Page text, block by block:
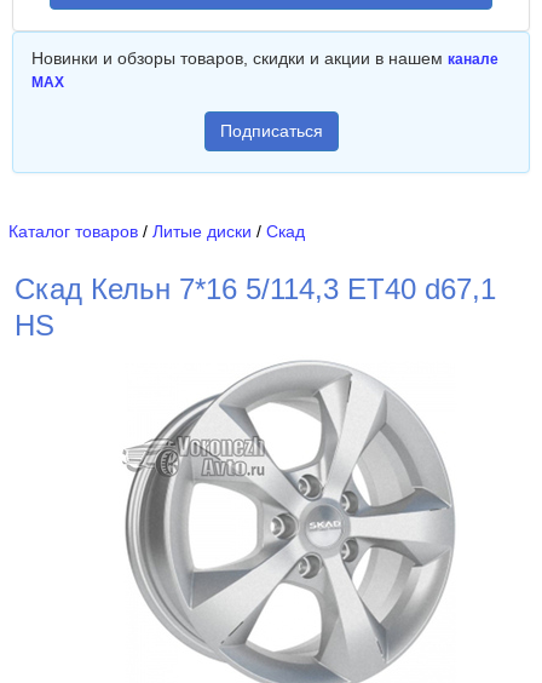
Новинки и обзоры товаров, скидки и акции в нашем канале
MAX
Подписаться
Каталог товаров / Литые диски / Скад
Скад Кельн 7*16 5/114,3 ET40 d67,1
HS